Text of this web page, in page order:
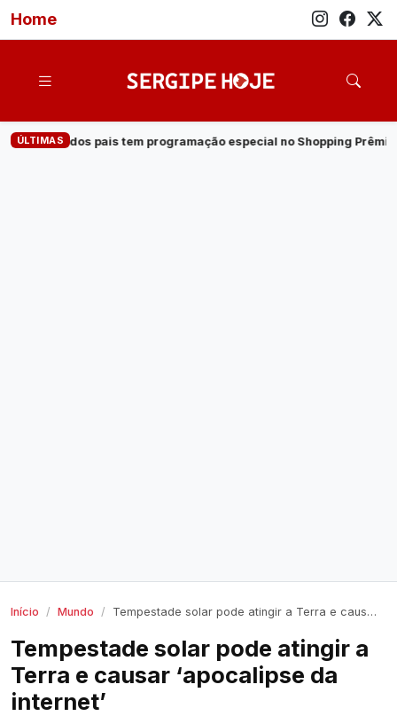
Home
ÚLTIMASespecial no Shopping Prêmio · Veja quem são os
Início Mundo Tempestade solar pode atingir a Terra e causar ‘apocalipse da internet’
Tempestade solar pode atingir a
Terra e causar ‘apocalipse da
internet’